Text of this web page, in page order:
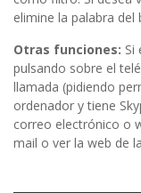
elimine la palabra del
Otras funciones: Si
pulsando sobre el
llamada (pidiendo
ordenador y tiene
correo electrónico o
mail o ver la web de